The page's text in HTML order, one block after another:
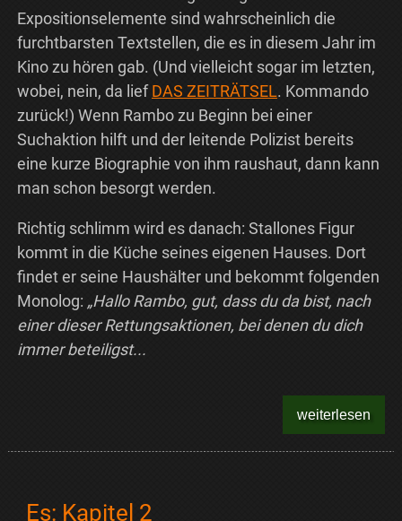
Expositionselemente sind wahrscheinlich die
furchtbarsten Textstellen, die es in diesem Jahr im
Kino zu hören gab. (Und vielleicht sogar im letzten,
wobei, nein, da liefDAS ZEITRÄTSEL. Kommando
zurück!) Wenn Rambo zu Beginn bei einer
Suchaktion hilft und der leitende Polizist bereits
eine kurze Biographie von ihm raushaut, dann kann
man schon besorgt werden.
Richtig schlimm wird es danach: Stallones Figur
kommt in die Küche seines eigenen Hauses. Dort
findet er seine Haushälter und bekommt folgenden
Monolog: „Hallo Rambo, gut, dass du da bist, nach
einer dieser Rettungsaktionen, bei denen du dich
immer beteiligst...
weiterlesen
Es: Kapitel 2